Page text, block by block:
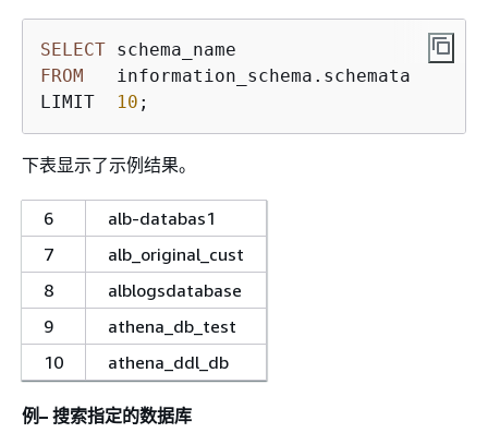
SELECT
FROM
   information_schema.schemata
LIMIT
10 ;
下表显示了示例结果。
6
alb-databas1
7
alb_original_cust
8
alblogsdatabase
9
athena_db_test
10
athena_ddl_db
例– 搜索指定的数据库